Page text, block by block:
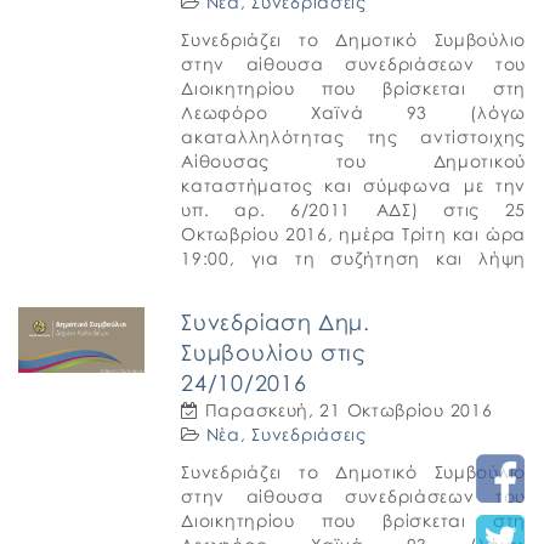
Συνεδριάζει το Δημοτικό Συμβούλιο
στην αίθουσα συνεδριάσεων του
Διοικητηρίου που βρίσκεται στη
Λεωφόρο Χαϊνά 93 (λόγω
ακαταλληλότητας της αντίστοιχης
Αίθουσας του Δημοτικού
καταστήματος και σύμφωνα με την
υπ. αρ. 6/2011 ΑΔΣ) στις 25
Οκτωβρίου 2016, ημέρα Τρίτη και ώρα
19:00, για τη συζήτηση και λήψη
ΘΕΜΑΤΑ 1. […]
Συνεδρίαση Δημ.
Συμβουλίου στις
24/10/2016
Παρασκευή, 21 Οκτωβρίου 2016
Νέα ,Συνεδριάσεις
Συνεδριάζει το Δημοτικό Συμβούλιο
στην αίθουσα συνεδριάσεων του
Διοικητηρίου που βρίσκεται στη